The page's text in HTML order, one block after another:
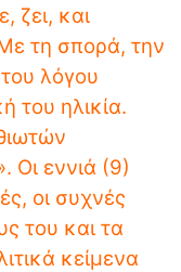
ζει, και
τη σπορά, την
λόγου
του ηλικία.
Οι εννιά (9)
οι συχνές
του και τα
κείμενα